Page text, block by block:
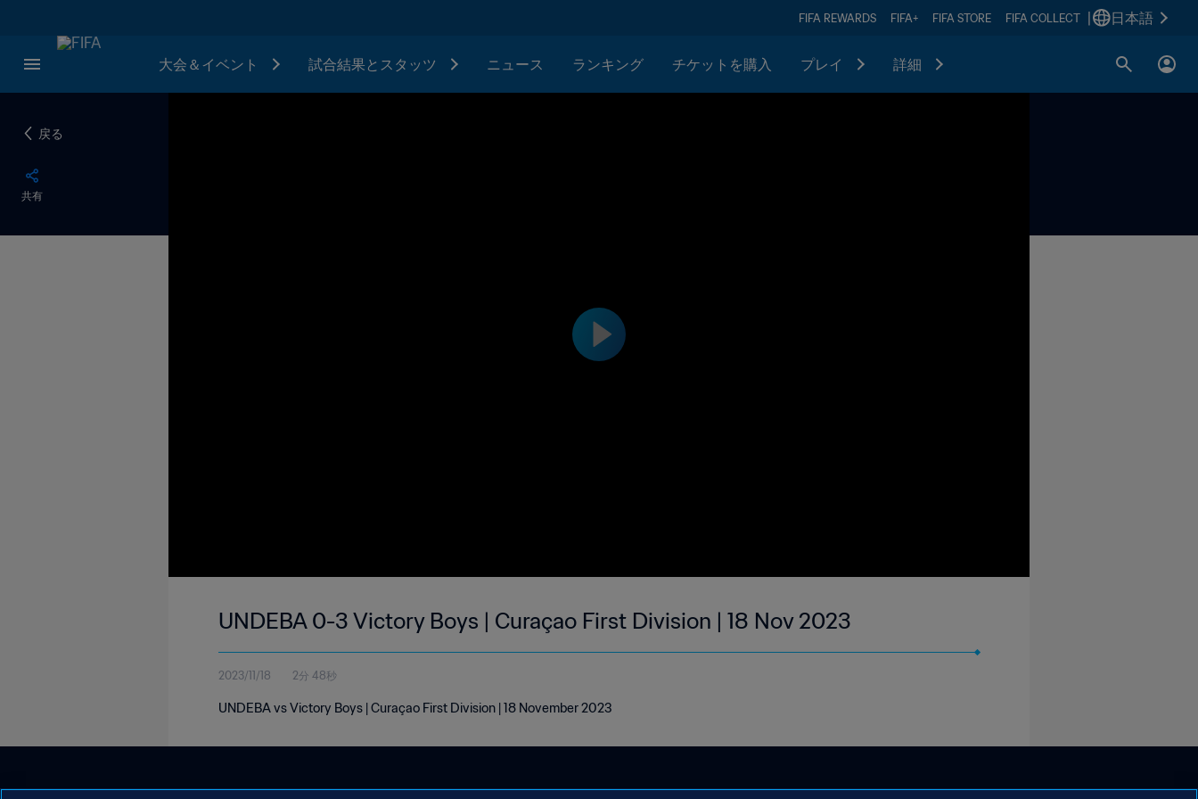
FIFA REWARDS FIFA+ FIFA STORE FIFA COLLECT 日本語
大会＆イベント 試合結果とスタッツ ニュース ランキング チケットを購入 プレイ 詳細
戻る
共有
UNDEBA 0-3 Victory Boys | Curaçao First Division | 18 Nov 2023
2023/11/18 2分 48秒
UNDEBA vs Victory Boys | Curaçao First Division | 18 November 2023